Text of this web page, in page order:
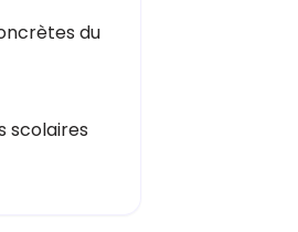
du
scolaires